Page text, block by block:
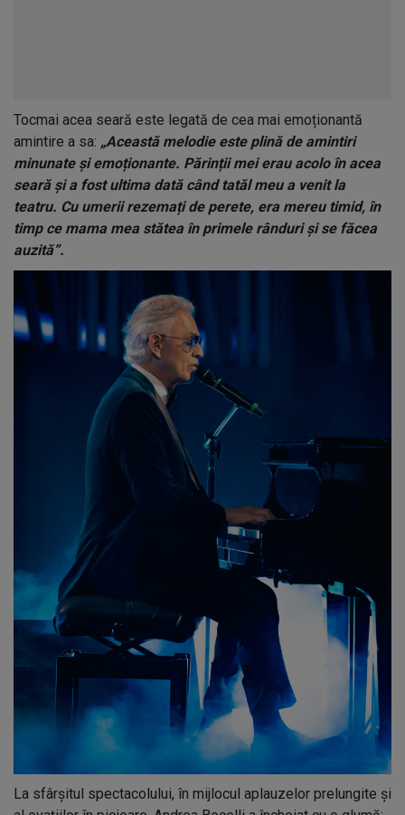
Tocmai acea seară este legată de cea mai emoționantă
amintire a sa: „Această melodie este plină de amintiri
minunate și emoționante. Părinții mei erau acolo în acea
seară și a fost ultima dată când tatăl meu a venit la
teatru. Cu umerii rezemați de perete, era mereu timid, în
timp ce mama mea stătea în primele rânduri și se făcea
auzită”.
La sfârșitul spectacolului, în mijlocul aplauzelor prelungite și